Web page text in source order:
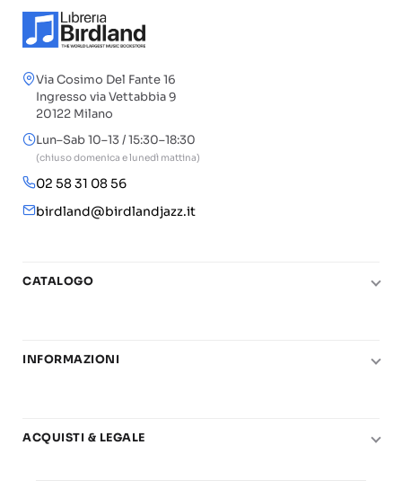
Via Cosimo Del Fante 16
Ingresso via Vettabbia 9
20122 Milano
Lun–Sab 10–13 / 15:30–18:30
(chiuso domenica e lunedì mattina)
02 58 31 08 56
birdland@birdlandjazz.it
CATALOGO
Chitarra
Basi play-along
INFORMAZIONI
Carta del Docente
ACQUISTI & LEGALE